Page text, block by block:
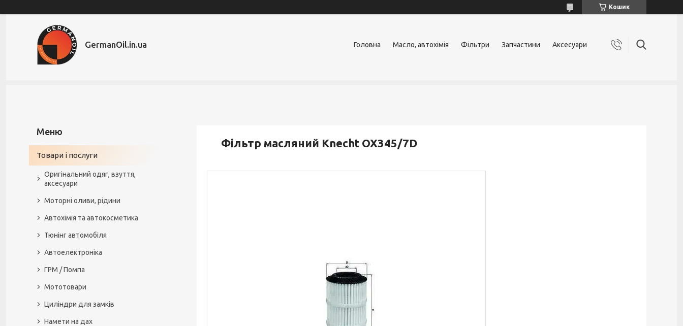
Кошик
GermanOil.in.ua Головна Масло, автохімія Фільтри Запчастини Аксесуари
Фільтр масляний Knecht OX345/7D
Товари і послуги
Оригінальний одяг, взуття,
аксесуари
Моторні оливи, рідини
Автохімія та автокосметика
Тюнінг автомобіля
Автоелектроніка
ГРМ / Помпа
Мототовари
Циліндри для замків
Намети на дах